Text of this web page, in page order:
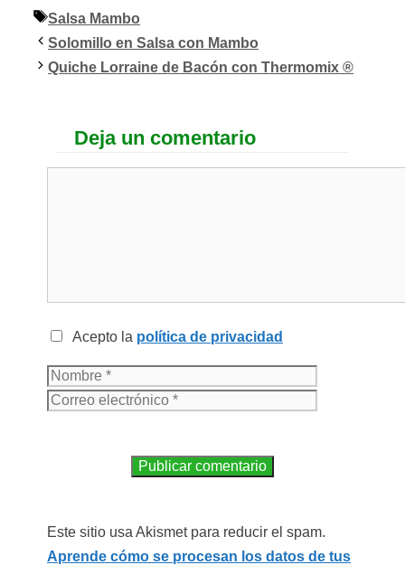
Etiquetas
Salsa Mambo
Solomillo en Salsa con Mambo
Quiche Lorraine de Bacón con Thermomix ®
Deja un comentario
Acepto la política de privacidad
Este sitio usa Akismet para reducir el spam.
Aprende cómo se procesan los datos de tus